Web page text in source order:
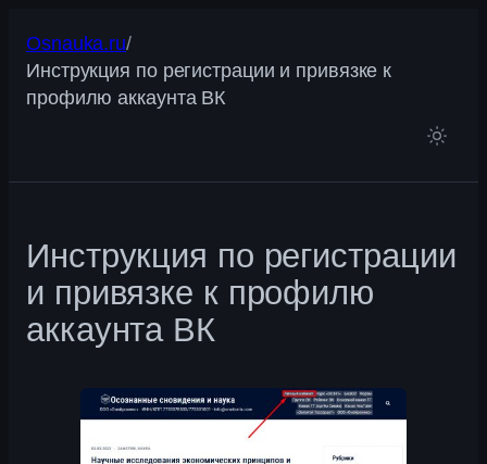
содержимому
Osnauka.ru/
Инструкция по регистрации и привязке к
профилю аккаунта ВК
Инструкция по регистрации
и привязке к профилю
аккаунта ВК